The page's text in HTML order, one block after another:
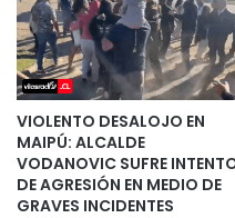
VIOLENTO DESALOJO EN
MAIPÚ: ALCALDE
VODANOVIC SUFRE
DE AGRESIÓN EN MEDIO DE
GRAVES INCIDENTES